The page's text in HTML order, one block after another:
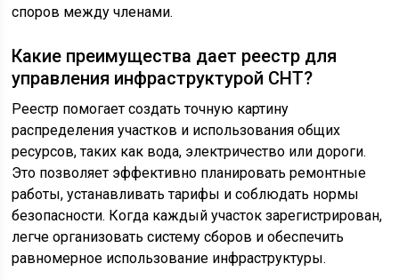
споров между членами.
Какие преимущества дает реестр для
управления инфраструктурой СНТ?
Реестр помогает создать точную картину
распределения участков и использования общих
ресурсов, таких как вода, электричество или дороги.
Это позволяет эффективно планировать ремонтные
работы, устанавливать тарифы и соблюдать нормы
безопасности. Когда каждый участок зарегистрирован,
легче организовать систему сборов и обеспечить
равномерное использование инфраструктуры.